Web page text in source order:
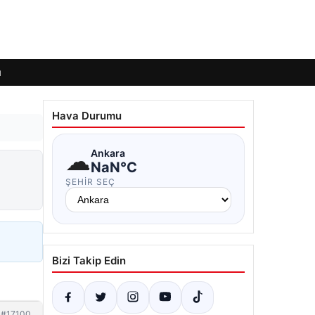
Hava Durumu
☁Ankara
NaN°C
ŞEHIR SEÇ
Bizi Takip Edin